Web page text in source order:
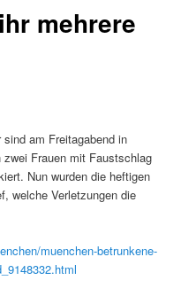
mehrere
am Freitagabend in
Frauen mit Faustschlag
Nun wurden die heftigen
welche Verletzungen die
muenchen-betrunkene-